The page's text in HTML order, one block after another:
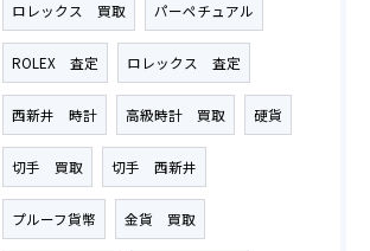
ロレックス 買取 パーペチュアル
ROLEX 査定 ロレックス 査定
西新井 時計 高級時計 買取 硬貨
切手 買取 切手 西新井
プルーフ貨幣 金貨 買取